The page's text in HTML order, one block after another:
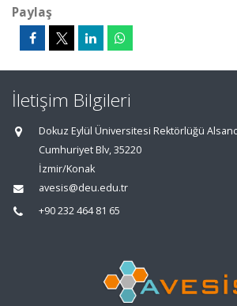
Paylaş
İletişim Bilgileri
Dokuz Eylül Üniversitesi Rektörlüğü
Cumhuriyet Blv, 35220
İzmir/Konak
avesis@deu.edu.tr
+90 232 464 81 65